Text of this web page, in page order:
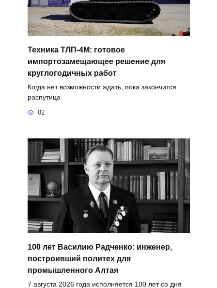
Техника ТЛП-4М: готовое
импортозамещающее решение для
круглогодичных работ
Когда нет возможности ждать, пока закончится
распутица
82
100 лет Василию Радченко: инженер,
построивший политех для
промышленного Алтая
7 августа 2026 года исполняется 100 лет со дня